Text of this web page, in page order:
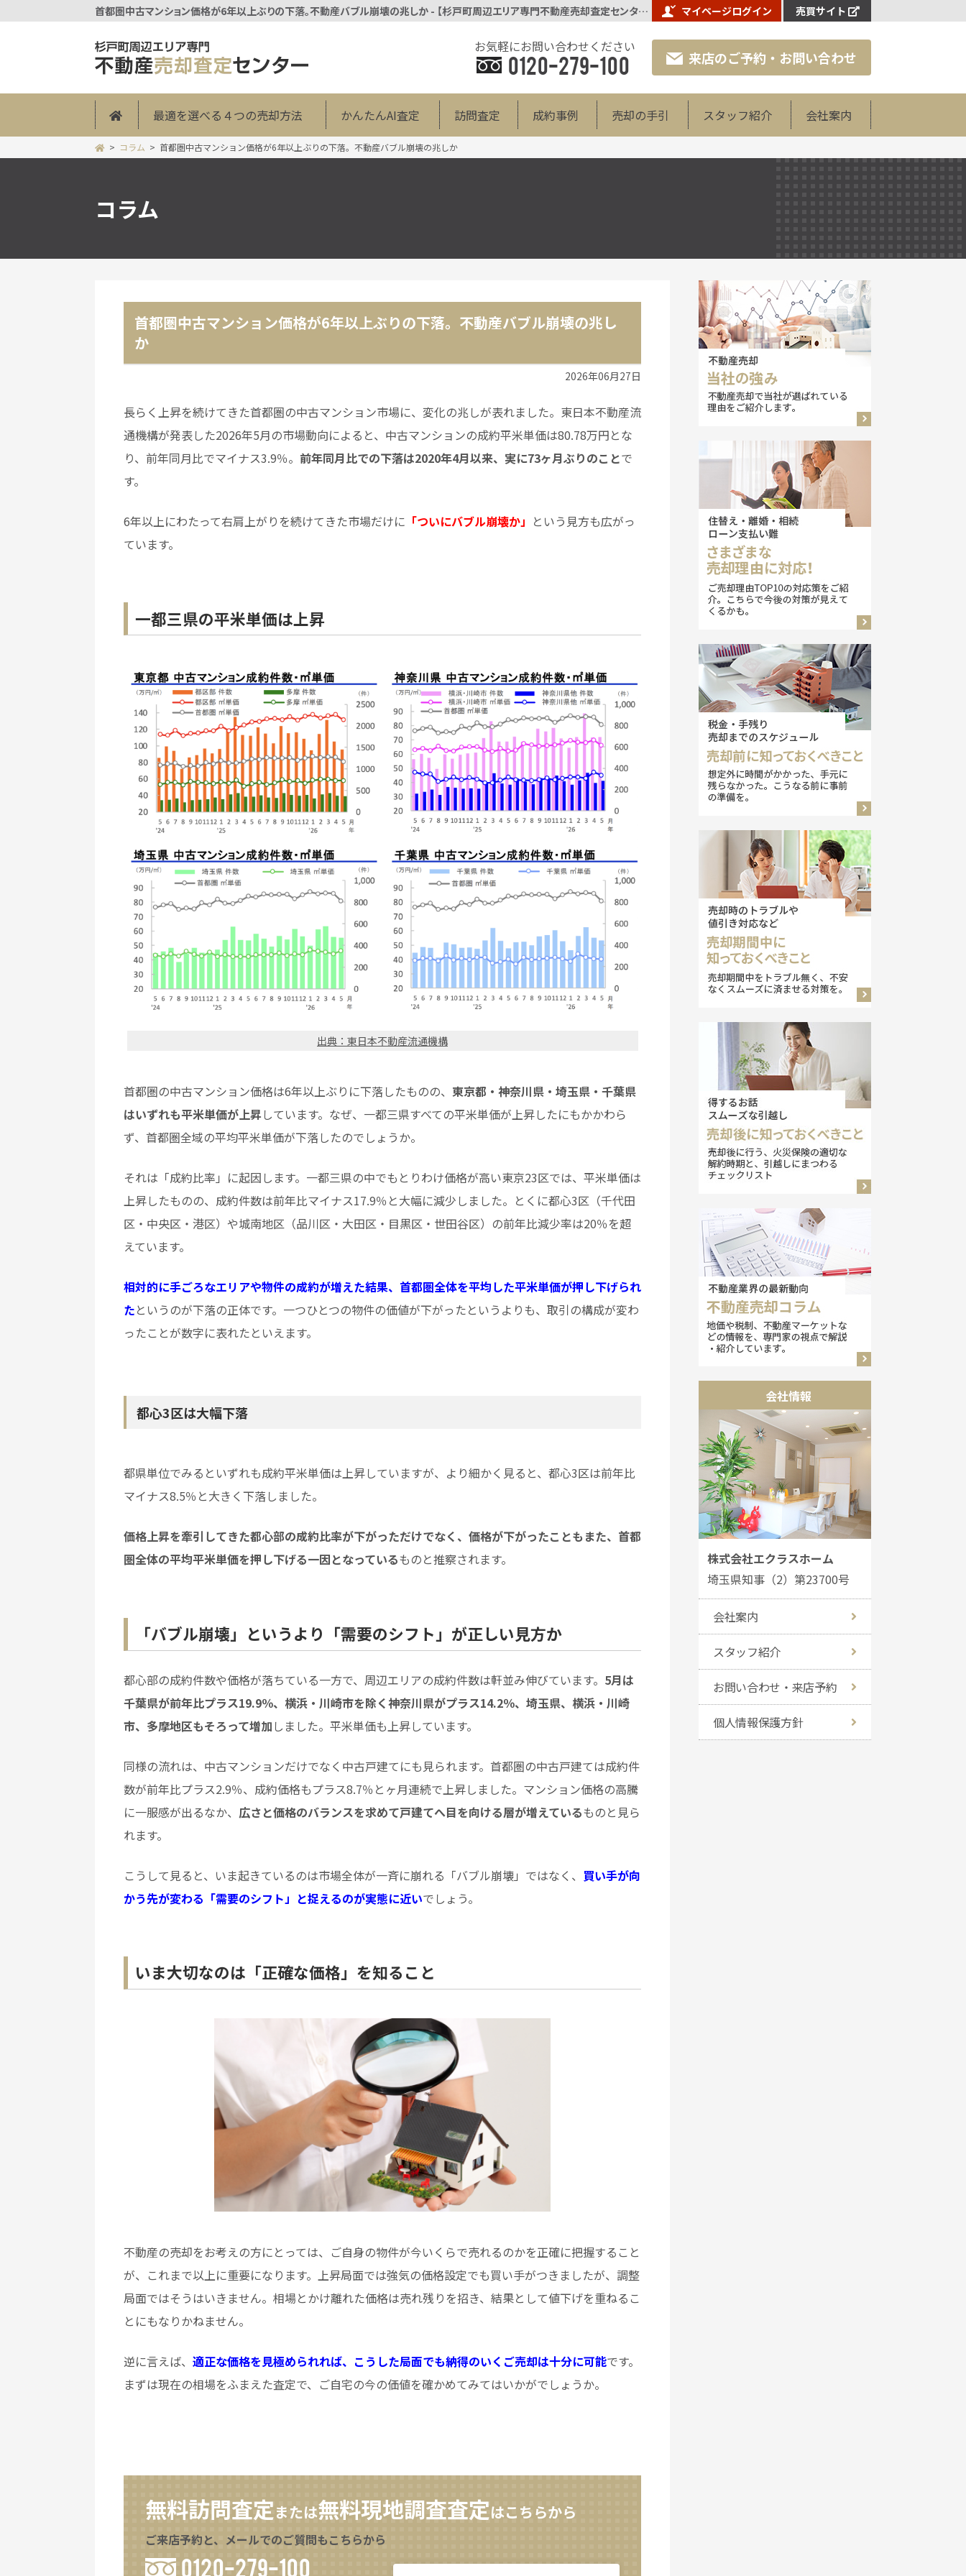
首都圏中古マンション価格が6年以上ぶりの下落。不動産バブル崩壊の兆しか - 【杉戸町周辺エリア専門不動産売却査定センター】株式会社エクラスホーム マイページログイン 売買サイト
お気軽にお問い合わせください
0120-279-100 来店のご予約・お問い合わせ
最適を選べる４つの売却方法 かんたんAI査定 訪問査定 成約事例 売却の手引 スタッフ紹介 会社案内
コラム 首都圏中古マンション価格が6年以上ぶりの下落。不動産バブル崩壊の兆しか
コラム
首都圏中古マンション価格が6年以上ぶりの下落。不動産バブル崩壊の兆し
か
2026年06月27日
長らく上昇を続けてきた首都圏の中古マンション市場に、変化の兆しが表れました。東日本不動産流
通機構が発表した2026年5月の市場動向によると、中古マンションの成約平米単価は80.78万円とな
り、前年同月比でマイナス3.9％。 前年同月比での下落は2020年4月以来、実に73ヶ月ぶりのことで
す。
6年以上にわたって右肩上がりを続けてきた市場だけに 「ついにバブル崩壊か」 という見方も広がっ
ています。
一都三県の平米単価は上昇
出典：東日本不動産流通機構
首都圏の中古マンション価格は6年以上ぶりに下落したものの、 東京都・神奈川県・埼玉県・千葉県
はいずれも平米単価が上昇 しています。なぜ、一都三県すべての平米単価が上昇したにもかかわら
ず、首都圏全域の平均平米単価が下落したのでしょうか。
それは「成約比率」に起因します。一都三県の中でもとりわけ価格が高い東京23区では、平米単価は
上昇したものの、成約件数は前年比マイナス17.9％と大幅に減少しました。とくに都心3区（千代田
区・中央区・港区）や城南地区（品川区・大田区・目黒区・世田谷区）の前年比減少率は20％を超
えています。
相対的に手ごろなエリアや物件の成約が増えた結果、首都圏全体を平均した平米単価が押し下げられ
たというのが下落の正体です。一つひとつの物件の価値が下がったというよりも、取引の構成が変わ
ったことが数字に表れたといえます。
都心3区は大幅下落
都県単位でみるといずれも成約平米単価は上昇していますが、より細かく見ると、都心3区は前年比
マイナス8.5％と大きく下落しました。
価格上昇を牽引してきた都心部の成約比率が下がっただけでなく、価格が下がったこともまた、 首都
圏全体の平均平米単価を押し下げる一因となっているものと推察されます。
「バブル崩壊」というより「需要のシフト」が正しい見方か
都心部の成約件数や価格が落ちている一方で、周辺エリアの成約件数は軒並み伸びています。 5月は
千葉県が前年比プラス19.9％、横浜・川崎市を除く神奈川県がプラス14.2％、埼玉県、横浜・川崎
市、多摩地区もそろって増加 しました。平米単価も上昇しています。
同様の流れは、中古マンションだけでなく中古戸建てにも見られます。首都圏の中古戸建ては成約件
数が前年比プラス2.9％、成約価格もプラス8.7％とヶ月連続で上昇しました。マンション価格の高騰
に一服感が出るなか、 広さと価格のバランスを求めて戸建てへ目を向ける層が増えているものと見ら
れます。
こうして見ると、いま起きているのは市場全体が一斉に崩れる「バブル崩壊」ではなく、 買い手が向
かう先が変わる「需要のシフト」と捉えるのが実態に近いでしょう。
いま大切なのは「正確な価格」を知ること
不動産の売却をお考えの方にとっては、ご自身の物件が今いくらで売れるのかを正確に把握すること
が、これまで以上に重要になります。上昇局面では強気の価格設定でも買い手がつきましたが、調整
局面ではそうはいきません。相場とかけ離れた価格は売れ残りを招き、結果として値下げを重ねるこ
とにもなりかねません。
逆に言えば、 適正な価格を見極められれば、こうした局面でも納得のいくご売却は十分に可能です。
まずは現在の相場をふまえた査定で、ご自宅の今の価値を確かめてみてはいかがでしょうか。
無料訪問査定または無料現地調査査定はこちらから
ご来店予約と、メールでのご質問もこちらから
0120-279-100
会社情報
株式会社エクラスホーム
埼玉県知事（2）第23700号
会社案内
スタッフ紹介
お問い合わせ・来店予約
個人情報保護方針